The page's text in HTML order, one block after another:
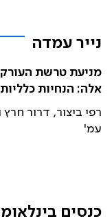
נייר עמדה
מניעת טרשת
אלה: הנחיות
רפי ביצור, דרור חרץ
עמ'
כנסים